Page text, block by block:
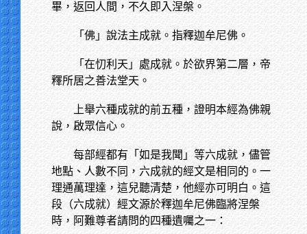
畢，返回人間，不久即入涅槃。
「佛」說法主成就。指釋迦牟尼佛。
「在忉利天」處成就。於欲界第二層，帝
釋所居之善法堂天。
上舉六種成就的前五種，證明本經為佛親
說，啟眾信心。
每部經都有「如是我聞」等六成就，儘管
地點、人數不同，六成就的經文是相同的。一
理通萬理達，這兒聽清楚，他經亦可明白。這
段（六成就）經文源於釋迦牟尼佛臨將涅槃
時，阿難尊者請問的四種遺囑之一：